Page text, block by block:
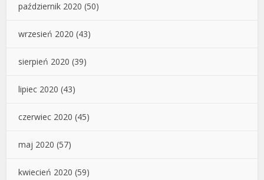
październik 2020 (50)
wrzesień 2020 (43)
sierpień 2020 (39)
lipiec 2020 (43)
czerwiec 2020 (45)
maj 2020 (57)
kwiecień 2020 (59)